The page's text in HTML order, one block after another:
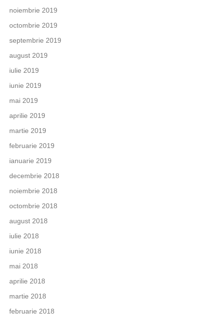
noiembrie 2019
octombrie 2019
septembrie 2019
august 2019
iulie 2019
iunie 2019
mai 2019
aprilie 2019
martie 2019
februarie 2019
ianuarie 2019
decembrie 2018
noiembrie 2018
octombrie 2018
august 2018
iulie 2018
iunie 2018
mai 2018
aprilie 2018
martie 2018
februarie 2018